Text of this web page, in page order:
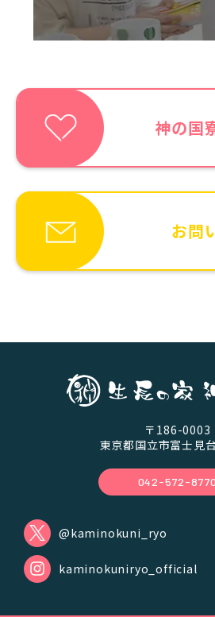
神の国
お問
〒186-0003
東京都国立市富士見
042-572-8770
@kaminokuni_ryo
kaminokuniryo_official